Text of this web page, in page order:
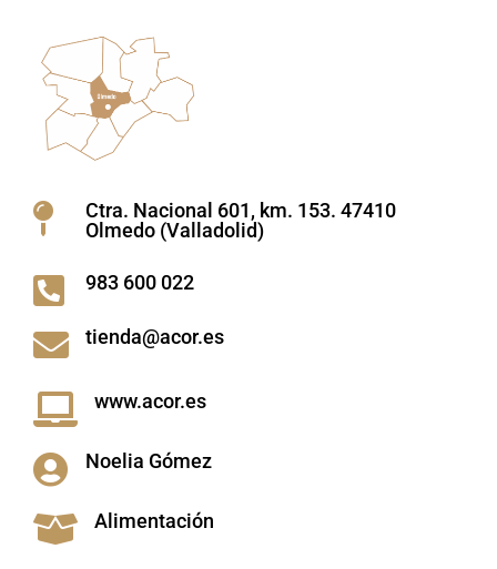

Ctra. Nacional 601, km. 153. 47410
Olmedo (Valladolid)
 983 600 022
 tienda@acor.es
 www.acor.es
 Noelia Gómez
 Alimentación